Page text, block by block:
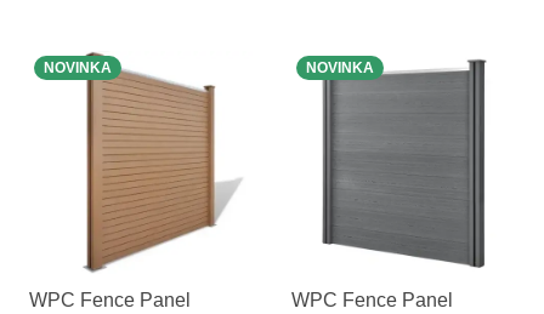
WPC Fence Panel
NOVINKA
WPC Fence Panel
NOVINKA